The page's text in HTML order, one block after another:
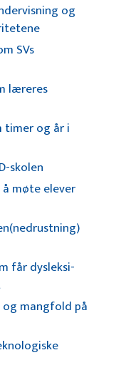
og
SVs
læreres
timer og år i
skolen
å møte elever
får dysleksi-
og mangfold på